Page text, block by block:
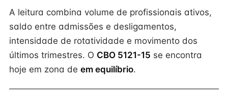
A leitura combina volume de profissionais ativos,
saldo entre admissões e desligamentos,
intensidade de rotatividade e movimento dos
últimos trimestres. O CBO 5121-15 se encontra
hoje em zona de em equilíbrio.